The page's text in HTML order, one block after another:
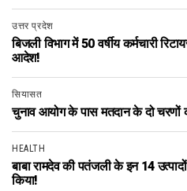
उत्तर प्रदेश
बिजली विभाग में 50 वर्षीय कर्मचारी
आदेश!
सियासत
चुनाव आयोग के पास मतदान के दो चरणों
HEALTH
बाबा रामदेव की पतंजली के इन 14
किया!